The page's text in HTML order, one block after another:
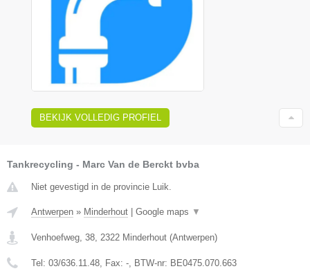
BEKIJK VOLLEDIG PROFIEL
Tankrecycling - Marc Van de Berckt bvba
Niet gevestigd in de provincie Luik.
Antwerpen » Minderhout | Google maps ▼
Venhoefweg, 38 2322 Minderhout (Antwerpen)
Tel: 03/636.11.48 , Fax: - , BTW-nr: BE0475.070.663